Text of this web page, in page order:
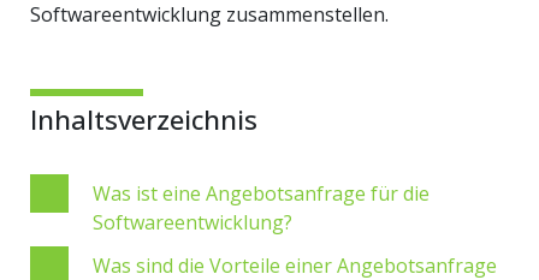
Softwareentwicklung zusammenstellen.
Inhaltsverzeichnis
Was ist eine Angebotsanfrage für die
Softwareentwicklung?
Was sind die Vorteile einer Angebotsanfrage